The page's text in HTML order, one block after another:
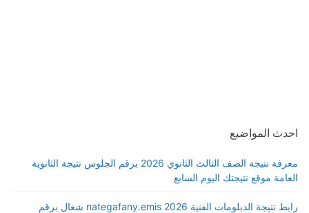
احدث المواضيع
معرفة نتيجة الصف الثالث الثانوي 2026 برقم الجلوس نتيجة الثانوية
العامة موقع نتيجتك اليوم السابع
رابط نتيجة الدبلومات الفنية 2026 nategafany.emis شغال برقم